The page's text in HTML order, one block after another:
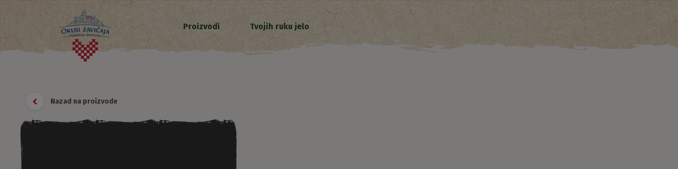
Proizvodi Tvojih ruku jelo
Nazad na proizvode